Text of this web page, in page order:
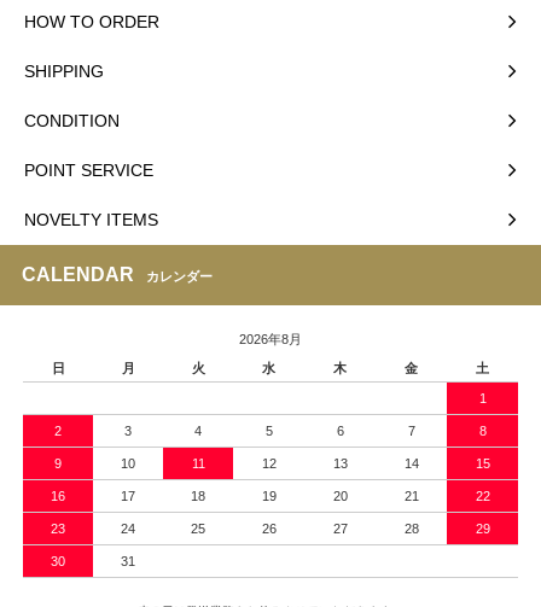
HOW TO ORDER
SHIPPING
CONDITION
POINT SERVICE
NOVELTY ITEMS
CALENDAR カレンダー
2026年8月
日
月 火 水 木 金 土
1
2 3 4 5 6 7 8
9 10 11 12 13 14 15
16 17 18 19 20 21 22
23 24 25 26 27 28 29
30 31